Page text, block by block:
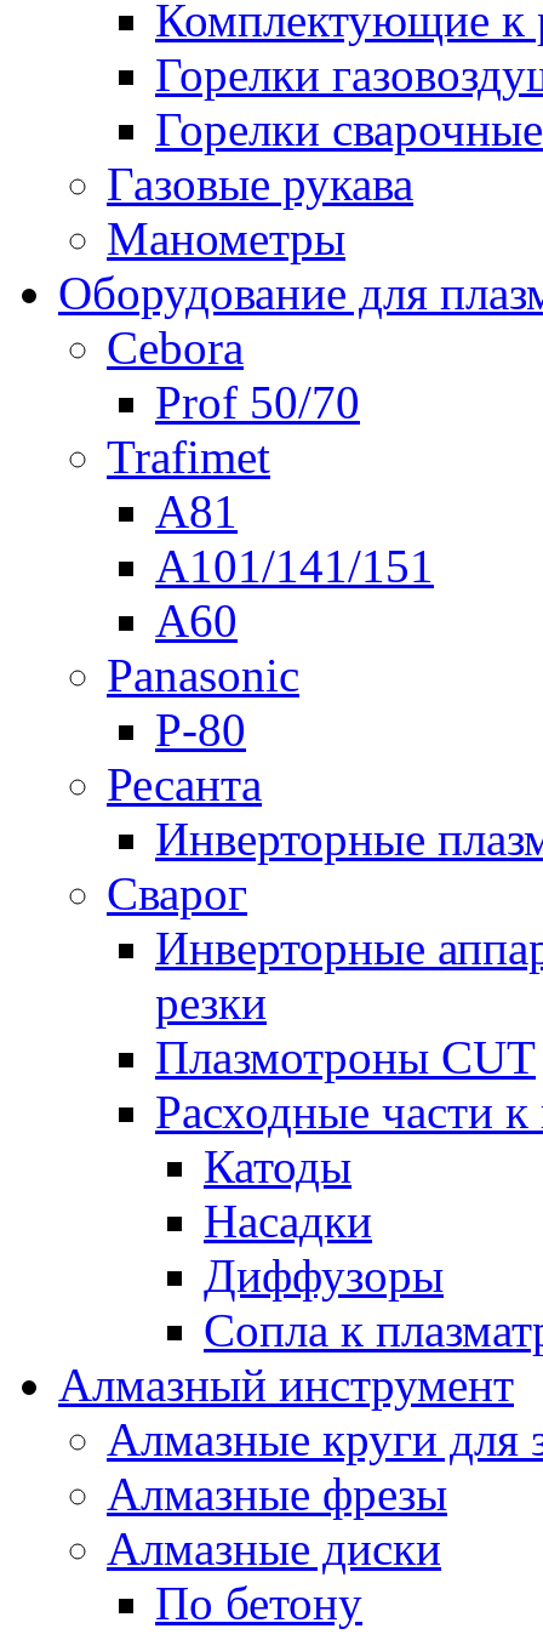
Комплектующие к
Горелки
Горелки сварочные
Газовые рукава
Манометры
Оборудование для
Cebora
Prof 50/70
Trafimet
A81
A101/141/151
A60
Panasonic
P-80
Ресанта
Инверторные
Сварог
Инверторные
резки
Плазмотроны CUT
Расходные части
Катоды
Насадки
Диффузоры
Сопла к
Алмазный инструмент
Алмазные круги для
Алмазные фрезы
Алмазные диски
По бетону